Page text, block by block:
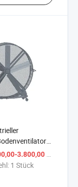
3.800,00 $
1 Stück